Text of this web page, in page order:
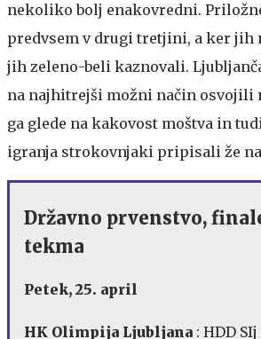
nekoliko bolj enakovredni.
predvsem v drugi tretjini, a ker
jih zeleno-beli kaznovali.
na najhitrejši možni način osvojili
ga glede na kakovost moštva in
igranja strokovnjaki pripisali že na
Državno prvenstvo,
tekma
Petek, 25. april
HK Olimpija Ljubljana : HDD